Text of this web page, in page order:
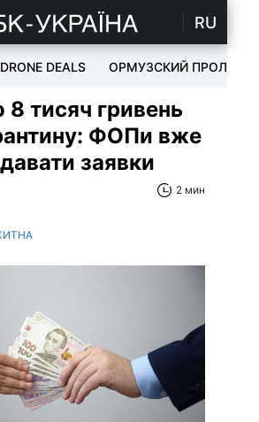
RU
DRONE DEALS ОРМУЗСКИЙ ПРОЛИВ
8 тисяч гривень
ФОПи вже
заявки
2 мин